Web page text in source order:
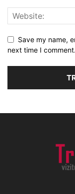
Save my name,
next time I comment.